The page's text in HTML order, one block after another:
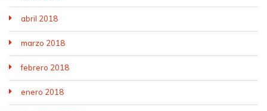
abril 2018
marzo 2018
febrero 2018
enero 2018